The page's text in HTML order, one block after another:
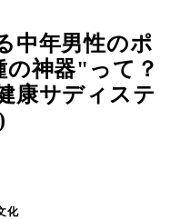
中年男性のポ
神器"って？
康サディステ
化